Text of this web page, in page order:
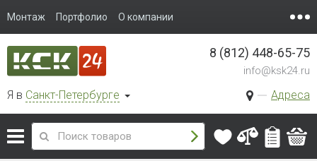
Монтаж Портфолио О компании
Я в Санкт-Петербурге Адреса
8 (812) 448-65-75
info@ksk24.ru